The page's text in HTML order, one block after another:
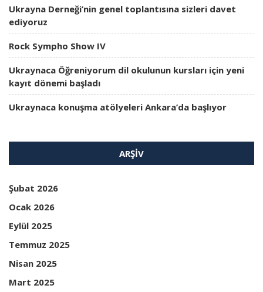
Ukrayna Derneği’nin genel toplantısına sizleri davet
ediyoruz
Rock Sympho Show IV
Ukraynaca Öğreniyorum dil okulunun kursları için yeni
kayıt dönemi başladı
Ukraynaca konuşma atölyeleri Ankara’da başlıyor
ARŞIV
Şubat 2026
Ocak 2026
Eylül 2025
Temmuz 2025
Nisan 2025
Mart 2025